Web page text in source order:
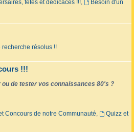
fêtes et dédicaces !!!,
Besoin d'un
recherche résolus !!
!!!
ou de tester vos connaissances 80's ?
Concours de notre Communauté,
Quizz et